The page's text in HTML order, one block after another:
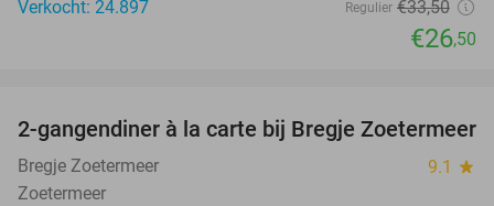
Verkocht: 24.897
Regulier €33,50
€26,50
12%
2-gangendiner à la carte bij Bregje Zoetermeer
Bregje Zoetermeer 9.1 star
Zoetermeer